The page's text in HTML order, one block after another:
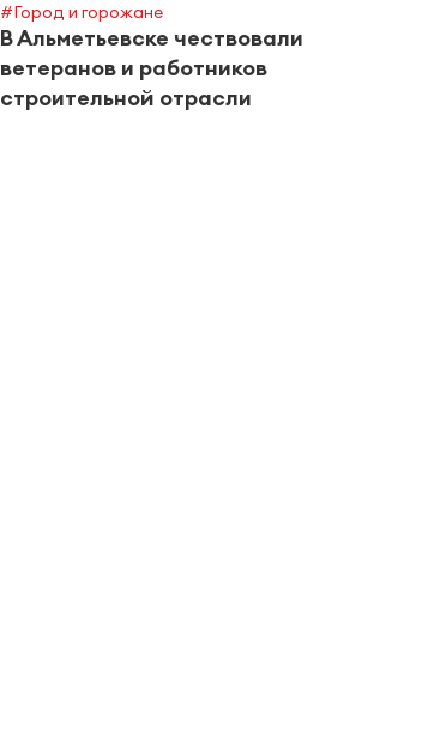
#Город и горожане
В Альметьевске чествовали
ветеранов и работников
строительной отрасли